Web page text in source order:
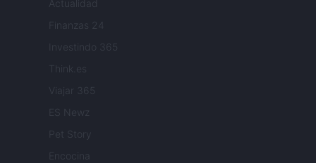
Actualidad
Finanzas 24
Investindo 365
Think.es
Viajar 365
ES Newz
Pet Story
Encocina